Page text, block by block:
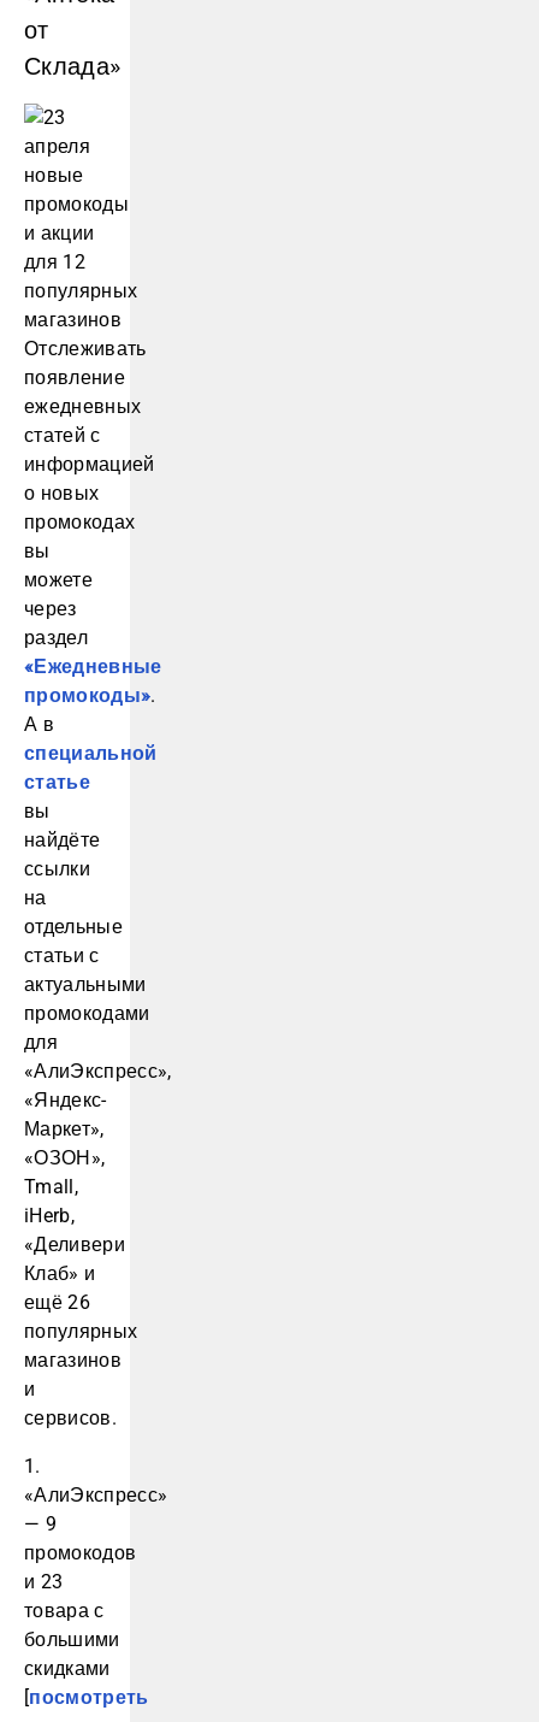
от
Склада»
Отслеживать
появление
ежедневных
статей с
информацией
о новых
промокодах
вы
можете
через
раздел
«Ежедневные
промокоды».
А в
специальной
статье
вы
найдёте
ссылки
на
отдельные
статьи с
актуальными
промокодами
для
«АлиЭкспресс»,
«Яндекс-
Маркет»,
«ОЗОН»,
Tmall,
iHerb,
«Деливери
Клаб» и
ещё 26
популярных
магазинов
и
сервисов.
1.
«АлиЭкспресс»
— 9
промокодов
и 23
товара с
большими
скидками
[посмотреть